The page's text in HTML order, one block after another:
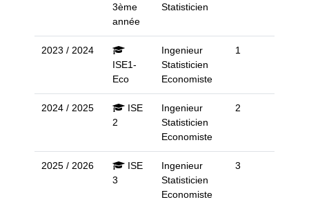
3ème
année
Statisticien
2023 / 2024
ISE1-
Eco
Ingenieur
Statisticien
Economiste
1
2024 / 2025
ISE
2
Ingenieur
Statisticien
Economiste
2
2025 / 2026
ISE
3
Ingenieur
Statisticien
Economiste
3